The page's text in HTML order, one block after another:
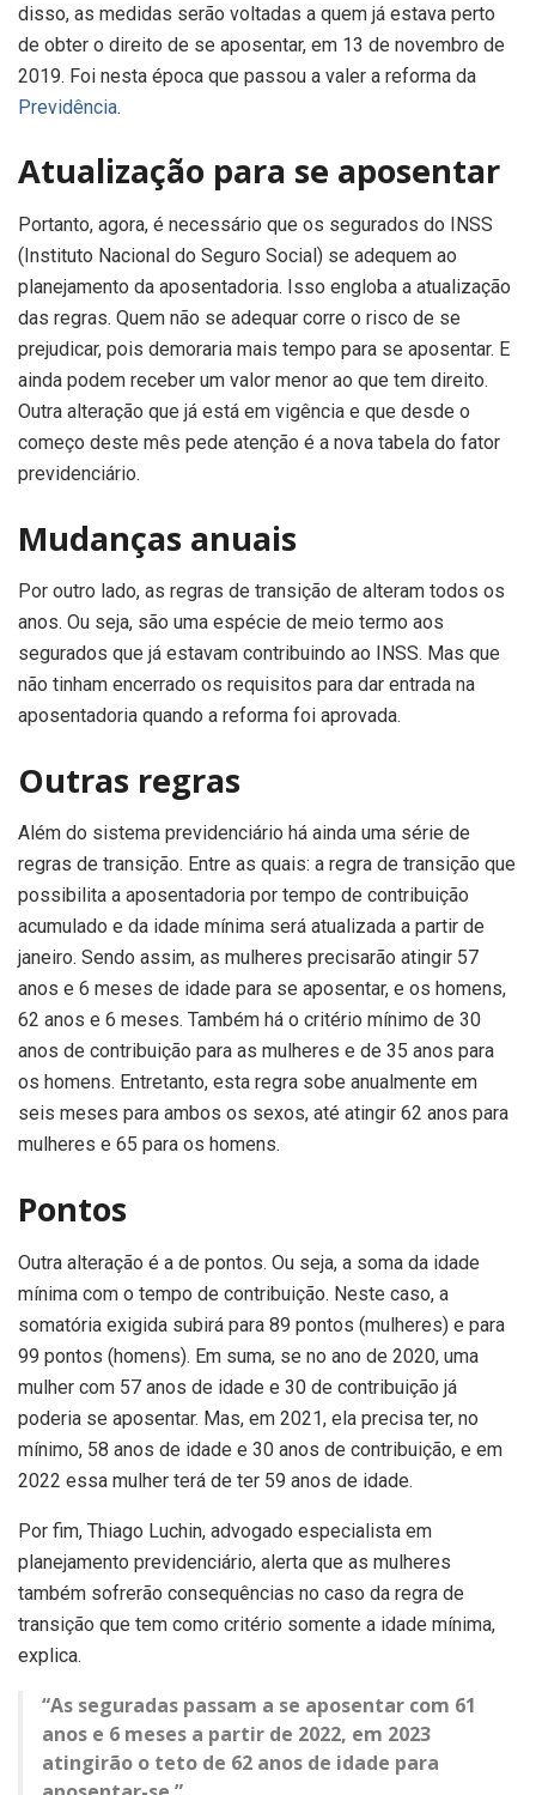
disso, as medidas serão voltadas a quem já estava perto
de obter o direito de se aposentar, em 13 de novembro de
2019. Foi nesta época que passou a valer a reforma da
Previdência.
Atualização para se aposentar
Portanto, agora, é necessário que os segurados do INSS
(Instituto Nacional do Seguro Social) se adequem ao
planejamento da aposentadoria. Isso engloba a atualização
das regras. Quem não se adequar corre o risco de se
prejudicar, pois demoraria mais tempo para se aposentar. E
ainda podem receber um valor menor ao que tem direito.
Outra alteração que já está em vigência e que desde o
começo deste mês pede atenção é a nova tabela do fator
previdenciário.
Mudanças anuais
Por outro lado, as regras de transição de alteram todos os
anos. Ou seja, são uma espécie de meio termo aos
segurados que já estavam contribuindo ao INSS. Mas que
não tinham encerrado os requisitos para dar entrada na
aposentadoria quando a reforma foi aprovada.
Outras regras
Além do sistema previdenciário há ainda uma série de
regras de transição. Entre as quais: a regra de transição que
possibilita a aposentadoria por tempo de contribuição
acumulado e da idade mínima será atualizada a partir de
janeiro. Sendo assim, as mulheres precisarão atingir 57
anos e 6 meses de idade para se aposentar, e os homens,
62 anos e 6 meses. Também há o critério mínimo de 30
anos de contribuição para as mulheres e de 35 anos para
os homens. Entretanto, esta regra sobe anualmente em
seis meses para ambos os sexos, até atingir 62 anos para
mulheres e 65 para os homens.
Pontos
Outra alteração é a de pontos. Ou seja, a soma da idade
mínima com o tempo de contribuição. Neste caso, a
somatória exigida subirá para 89 pontos (mulheres) e para
99 pontos (homens). Em suma, se no ano de 2020, uma
mulher com 57 anos de idade e 30 de contribuição já
poderia se aposentar. Mas, em 2021, ela precisa ter, no
mínimo, 58 anos de idade e 30 anos de contribuição, e em
2022 essa mulher terá de ter 59 anos de idade.
Por fim, Thiago Luchin, advogado especialista em
planejamento previdenciário, alerta que as mulheres
também sofrerão consequências no caso da regra de
transição que tem como critério somente a idade mínima,
explica.
“As seguradas passam a se aposentar com 61
anos e 6 meses a partir de 2022, em 2023
atingirão o teto de 62 anos de idade para